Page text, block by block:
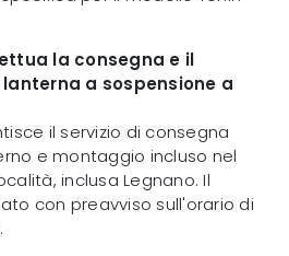
la consegna e il
a sospensione a
il servizio di consegna
e montaggio incluso nel
inclusa Legnano. Il
con preavviso sull'orario di